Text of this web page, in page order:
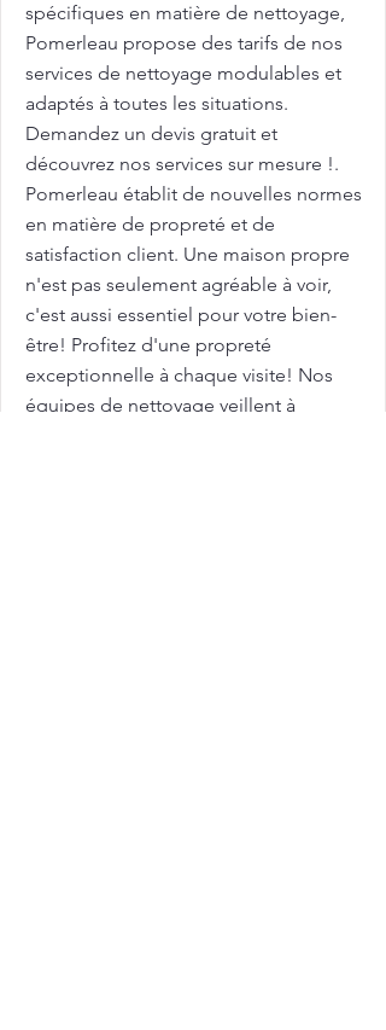
spécifiques en matière de nettoyage,
Pomerleau propose des tarifs de nos
services de nettoyage modulables et
adaptés à toutes les situations.
Demandez un devis gratuit et
découvrez nos services sur mesure !.
Pomerleau établit de nouvelles normes
en matière de propreté et de
satisfaction client. Une maison propre
n'est pas seulement agréable à voir,
c'est aussi essentiel pour votre bien-
être! Profitez d'une propreté
exceptionnelle à chaque visite! Nos
équipes de nettoyage veillent à